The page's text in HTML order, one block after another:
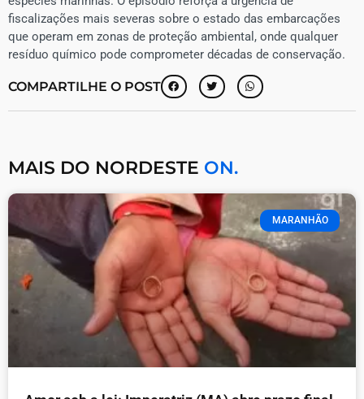
fiscalizações mais severas sobre o estado das embarcações
que operam em zonas de proteção ambiental, onde qualquer
resíduo químico pode comprometer décadas de conservação.
COMPARTILHE O POST
MAIS DO NORDESTE ON.
MARANHÃO